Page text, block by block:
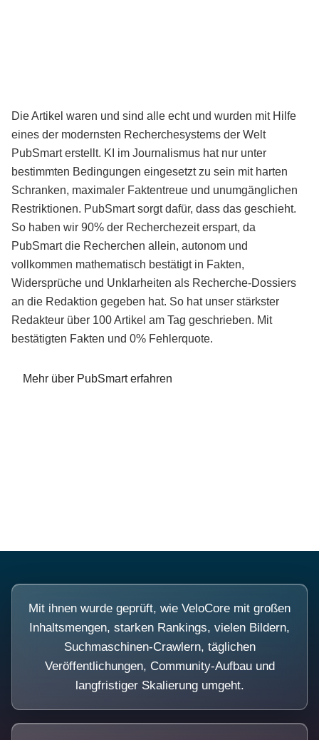
Die Artikel waren und sind alle echt und wurden mit Hilfe
eines der modernsten Recherchesystems der Welt
PubSmart erstellt. KI im Journalismus hat nur unter
bestimmten Bedingungen eingesetzt zu sein mit harten
Schranken, maximaler Faktentreue und unumgänglichen
Restriktionen. PubSmart sorgt dafür, dass das geschieht.
So haben wir 90% der Recherchezeit erspart, da
PubSmart die Recherchen allein, autonom und
vollkommen mathematisch bestätigt in Fakten,
Widersprüche und Unklarheiten als Recherche-Dossiers
an die Redaktion gegeben hat. So hat unser stärkster
Redakteur über 100 Artikel am Tag geschrieben. Mit
bestätigten Fakten und 0% Fehlerquote.
Mehr über PubSmart erfahren
Mit ihnen wurde geprüft, wie VeloCore mit großen
Inhaltsmengen, starken Rankings, vielen Bildern,
Suchmaschinen-Crawlern, täglichen
Veröffentlichungen, Community-Aufbau und
langfristiger Skalierung umgeht.